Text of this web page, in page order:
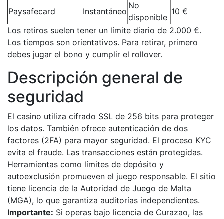
Paysafecard Instantáneo
No
disponible
10 €
Los retiros suelen tener un límite diario de 2.000 €.
Los tiempos son orientativos. Para retirar, primero
debes jugar el bono y cumplir el rollover.
Descripción general de
seguridad
El casino utiliza cifrado SSL de 256 bits para proteger
los datos. También ofrece autenticación de dos
factores (2FA) para mayor seguridad. El proceso KYC
evita el fraude. Las transacciones están protegidas.
Herramientas como límites de depósito y
autoexclusión promueven el juego responsable. El sitio
tiene licencia de la Autoridad de Juego de Malta
(MGA), lo que garantiza auditorías independientes.
Importante: Si operas bajo licencia de Curazao, las